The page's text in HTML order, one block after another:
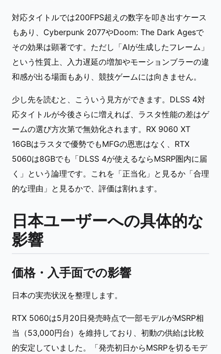
対応タイトルでは200FPS超えの数字を叩き出すケース
もあり、Cyberpunk 2077やDoom: The Dark Agesで
その効果は顕著です。ただし「AIが生成したフレーム」
という性質上、入力遅延の増加やモーションブラーの違
和感が出る場面もあり、競技ゲームには向きません。
少し先を読むと、こういう見方ができます。DLSS 4対
応タイトルが今後さらに増えれば、ラスタ性能の差はゲ
ームの選び方次第で無効化されます。RX 9060 XT
16GBはラスタで優勢でもMFGの恩恵はなく、RTX
5060は8GBでも「DLSS 4が使えるならMSRP圏内に届
く」という論理です。これを「正当化」と見るか「合理
的な理由」と見るかで、評価は割れます。
日本ユーザーへの具体的な
影響
価格・入手面での影響
日本の実売状況を整理します。
RTX 5060は5月20日発売時点で一部モデルがMSRP相
当（53,000円台）を維持しており、初動の供給は比較
的安定していました。「発売初日からMSRPを切るモデ